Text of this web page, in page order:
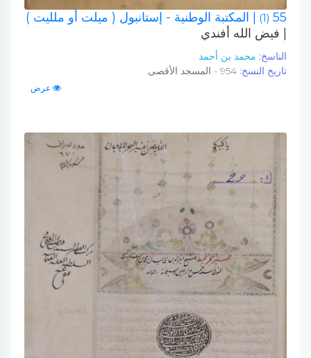
55
(1)
| المكتبة الوطنية - إستانبول ( ميلت أو ملليت )
| فيض الله أفندي
الناسخ: محمد بن أحمد
تاريخ النسخ:
عرض